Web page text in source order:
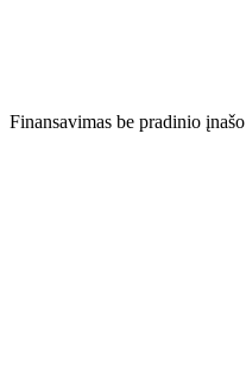
Finansavimas be pradinio įnašo